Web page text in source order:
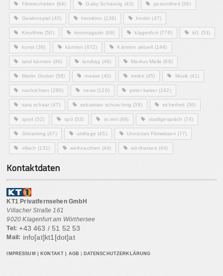
Filmneuheiten (64) Gaby Schaunig (43) gesundheit(36)
Gewinnspiel (40) heimkino (138) kinder (47)
Kinofilme (50) kinomagazin (69) klagenfurt(776) kt1 (53)
kunst (38) kärnten (672) Kärnten aktuell (144)
land kärnten (46) landtag (49) Markus Malle (68)
Martin Gruber (58) messe (40) mmkk(45) Musik (41)
nachrichten (280) news(126) peter kaiser(162)
sara schaar (47) sebastian schuschnig (38) sicherheit (36)
sport (52) spö (53) st.veit(49) stadtgespräch (74)
Streaming (47) umfrage (45) Unnützes Filmwissen (77)
villach (131) weihnachten (44) wörthersee (44)
Kontaktdaten
KT1 Privatfernsehen GmbH
Villacher Straße 161
9020 Klagenfurt am Wörthersee
Tel: +43 463 / 51 52 53
Mail: info[at]kt1[dot]at
IMPRESSUM KONTAKT AGB DATENSCHUTZERKLÄRUNG